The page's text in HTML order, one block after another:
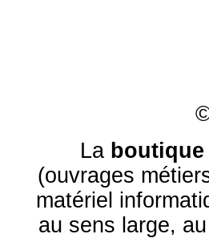
La
(ouvrages
matériel
au sens large, au